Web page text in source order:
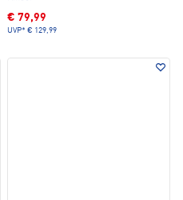
€ 79,99
UVP* € 129,99